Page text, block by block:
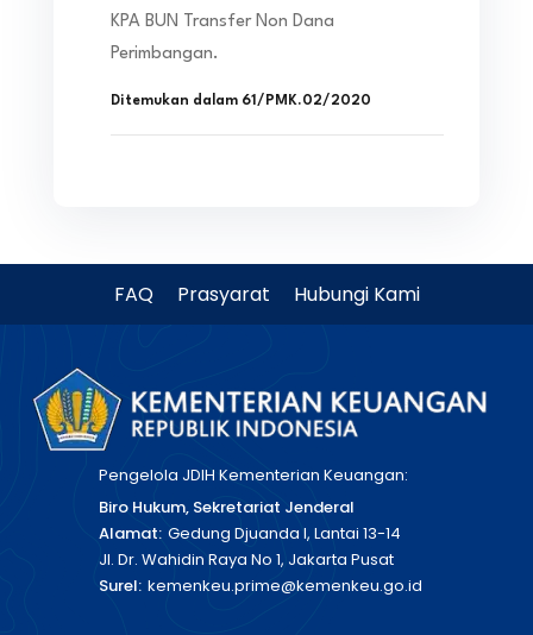
KPA BUN Transfer Non Dana
Perimbangan.
Ditemukan dalam 61/PMK.02/2020
FAQ Prasyarat Hubungi Kami
Pengelola JDIH Kementerian Keuangan:
Biro Hukum, Sekretariat Jenderal
Alamat: Gedung Djuanda I, Lantai 13-14
Jl. Dr. Wahidin Raya No 1, Jakarta Pusat
Surel: kemenkeu.prime@kemenkeu.go.id